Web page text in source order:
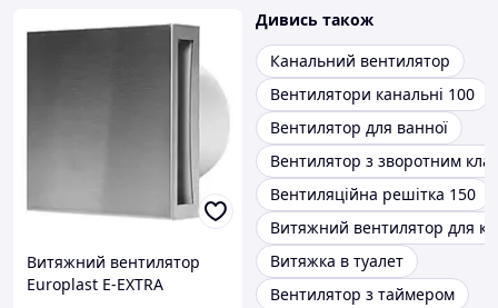
Витяжний вентилятор
Europlast E-EXTRA
Дивись також
Канальний вентилятор
Вентилятори канальні 100
Вентилятор для ванної
Вентилятор з зворотним
Вентиляційна решітка 150
Витяжний вентилятор для
Витяжка в туалет
Вентилятор з таймером